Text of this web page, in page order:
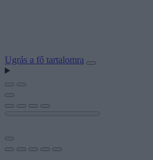
Ugrás a fő tartalomra